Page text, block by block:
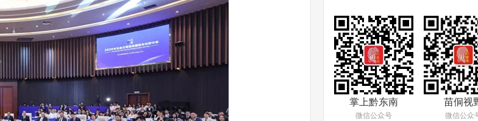
掌上黔东南
微信公众号
苗侗视
微信公众